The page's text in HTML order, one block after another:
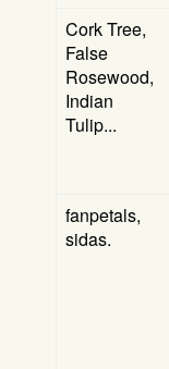
Cork Tree,
False
Rosewood,
Indian
Tulip...
fanpetals,
sidas.